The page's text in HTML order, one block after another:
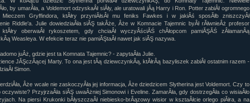
by umarÂła, a Voldemort odzyskaÂł siÂły, ale uratowali jÂą Harry i Ron. Potter zabiÂł ogromnego
Mieczem Gryffindora, ktĂłry przyniĂłsÂł mu feniks Fawkes i w jakiÂś sposĂłb zniszczyÂł
Riddle'a. Julie dowiedziaÂła siĂŞ takÂże, Âże w Komnacie Tajemnic byÂł rĂłwnieÂż profesor
ktĂłry oberwaÂł rykoszetem, gdy chciaÂł wyczyÂściĂŚ chÂłopcom pamiĂŞĂŚ zÂłamanÂą
Weasleya. W efekcie teraz nie pamiĂŞtaÂł nawet jak siĂŞ nazywa.
juÂż, gdzie jest ta Komnata Tajemnic? - zapytaÂła Julie.
JĂŞczÂącej Marty. To ona jest tÂą dziewczynkÂą, ktĂłrÂą bazyliszek zabiÂł ostatnim razem -
Simon.
Âże wcale nie zaskoczyÂła jej informacja, Âże dziedzicem Slytherina jest Voldemort. Czy to
oczywiste? PrzyjrzaÂła siĂŞ uwaÂżniej Simonowi i Eveline. ZamarÂła, gdy dostrzegÂła co wisiaÂło
Na piersi Krukonki bÂłyszczaÂł niebiesko-brÂązowy wisior w ksztaÂłcie orlego piĂłra, a na